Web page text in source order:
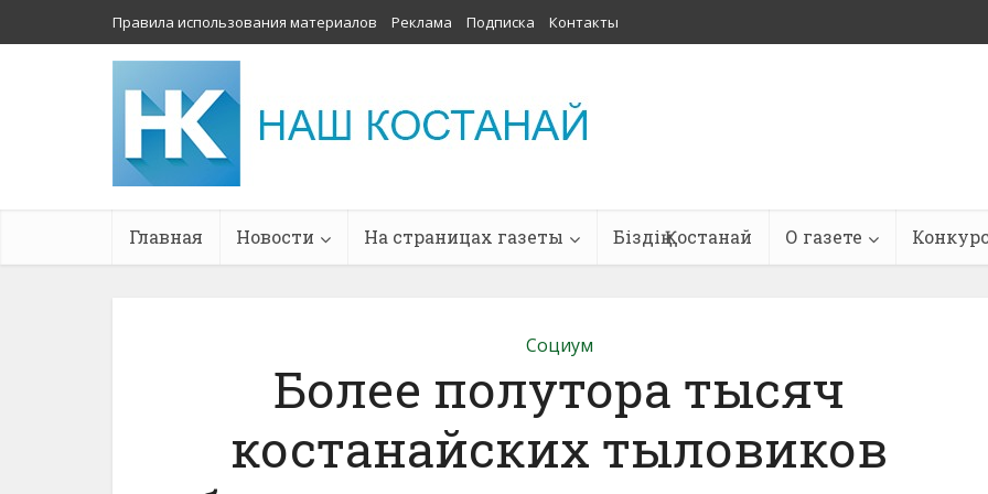
Правила использования материалов Реклама Подписка Контакты
Главная Новости На страницах газеты Біздің Қостанай О газете
Социум
Более полутора тысяч
костанайских тыловиков